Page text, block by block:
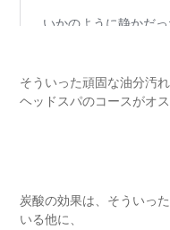
そういった頑固な油分汚
ヘッドスパのコースがオス
炭酸の効果は、そういっ
いる他に、